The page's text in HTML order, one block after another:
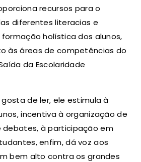
recursos para o
diferentes literacias e
holística dos alunos,
às áreas de competências do
da Escolaridade
de ler, ele estimula à
incentiva à organização de
debates, à participação em
enfim, dá voz aos
bem alto contra os grandes